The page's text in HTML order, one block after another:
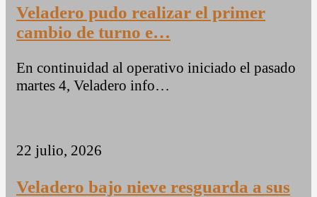
Veladero pudo realizar el primer
cambio de turno e…
En continuidad al operativo iniciado el pasado
martes 4, Veladero info…
22 julio, 2026
Veladero bajo nieve resguarda a sus